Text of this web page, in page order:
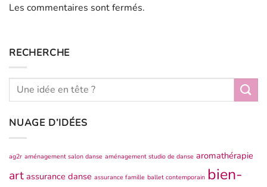
Les commentaires sont fermés.
RECHERCHE
NUAGE D’IDÉES
ag2r aménagement salon danse aménagement studio de danse aromathérapie
art assurance danse assurance famille ballet contemporain bien-